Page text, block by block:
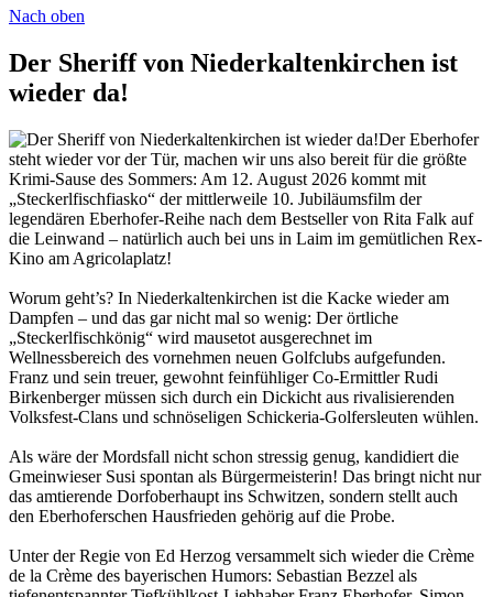
Nach oben
Der Sheriff von Niederkaltenkirchen ist
wieder da!
Der Eberhofer
steht wieder vor der Tür, machen wir uns also bereit für die größte
Krimi-Sause des Sommers: Am 12. August 2026 kommt mit
„Steckerlfischfiasko“ der mittlerweile 10. Jubiläumsfilm der
legendären Eberhofer-Reihe nach dem Bestseller von Rita Falk auf
die Leinwand – natürlich auch bei uns in Laim im gemütlichen Rex-
Kino am Agricolaplatz!
Worum geht’s? In Niederkaltenkirchen ist die Kacke wieder am
Dampfen – und das gar nicht mal so wenig: Der örtliche
„Steckerlfischkönig“ wird mausetot ausgerechnet im
Wellnessbereich des vornehmen neuen Golfclubs aufgefunden.
Franz und sein treuer, gewohnt feinfühliger Co-Ermittler Rudi
Birkenberger müssen sich durch ein Dickicht aus rivalisierenden
Volksfest-Clans und schnöseligen Schickeria-Golfersleuten wühlen.
Als wäre der Mordsfall nicht schon stressig genug, kandidiert die
Gmeinwieser Susi spontan als Bürgermeisterin! Das bringt nicht nur
das amtierende Dorfoberhaupt ins Schwitzen, sondern stellt auch
den Eberhoferschen Hausfrieden gehörig auf die Probe.
Unter der Regie von Ed Herzog versammelt sich wieder die Crème
de la Crème des bayerischen Humors: Sebastian Bezzel als